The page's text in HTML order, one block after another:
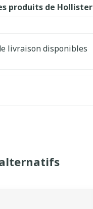
produits de Hollister
livraison disponibles